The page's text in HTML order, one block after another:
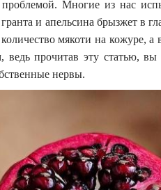
проблемой. Многие из нас
и апельсина брызжет в
мякоти на кожуре, а
прочитав эту статью,
нервы.